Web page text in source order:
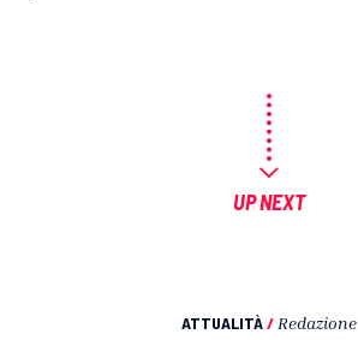
UP NEXT
ATTUALITÀ/ Redazione